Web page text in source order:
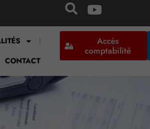
CONTACT
Accès
comptabilité